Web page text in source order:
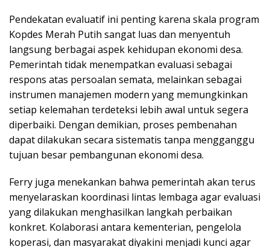
Pendekatan evaluatif ini penting karena skala program
Kopdes Merah Putih sangat luas dan menyentuh
langsung berbagai aspek kehidupan ekonomi desa.
Pemerintah tidak menempatkan evaluasi sebagai
respons atas persoalan semata, melainkan sebagai
instrumen manajemen modern yang memungkinkan
setiap kelemahan terdeteksi lebih awal untuk segera
diperbaiki. Dengan demikian, proses pembenahan
dapat dilakukan secara sistematis tanpa mengganggu
tujuan besar pembangunan ekonomi desa.
Ferry juga menekankan bahwa pemerintah akan terus
menyelaraskan koordinasi lintas lembaga agar evaluasi
yang dilakukan menghasilkan langkah perbaikan
konkret. Kolaborasi antara kementerian, pengelola
koperasi, dan masyarakat diyakini menjadi kunci agar